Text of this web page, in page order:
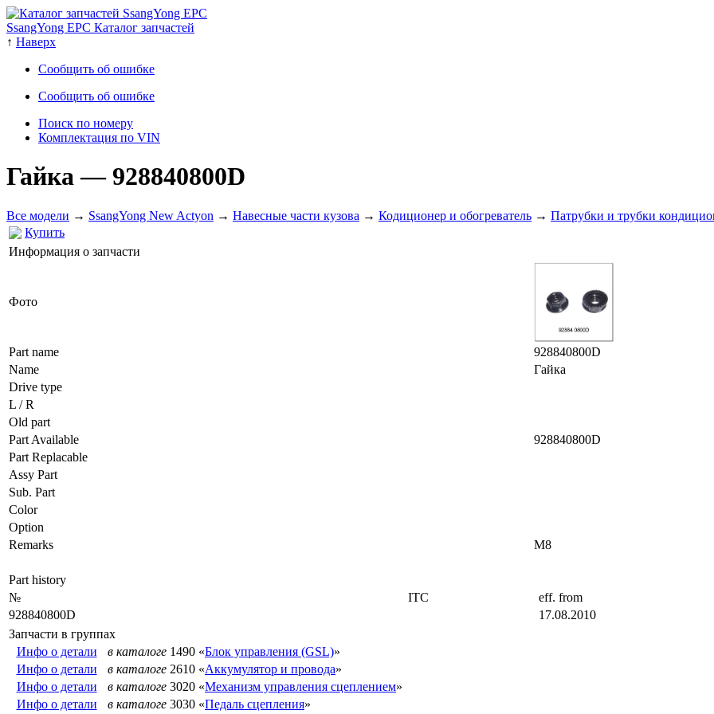
SsangYong EPC Каталог запчастей
↑ Наверх
Сообщить об ошибке
Сообщить об ошибке
Поиск по номеру
Комплектация по VIN
Гайка— 928840800D
Все модели → SsangYong New Actyon → Навесные части кузова → Кодиционер и обогреватель → Патрубки и трубки
Купить
Информация о запчасти
Фото
Part name
928840800D
Name
Гайка
Drive type
L / R
Old part
Part Available
928840800D
Part Replacable
Assy Part
Sub. Part
Color
Option
Remarks
M8
Part history
№
ITC
eff. from
928840800D
17.08.2010
Запчасти в группах
Инфо о детали
в каталоге 1490 «Блок управления (GSL)»
Инфо о детали
в каталоге 2610 «Аккумулятор и провода»
Инфо о детали
в каталоге 3020 «Механизм управления сцеплением»
Инфо о детали
в каталоге 3030 «Педаль сцепления»